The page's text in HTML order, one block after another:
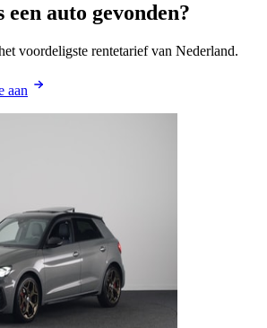
een auto gevonden?
voordeligste rentetarief van Nederland.
aan